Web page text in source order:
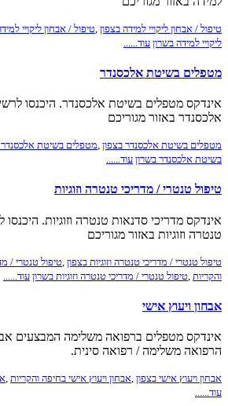
טיפול / אבחון ליקויי למידה בצפון טיפול / אבחון ליקויי
ליקויי למידה בשרון עוד......
מטפלים בשיטת אלכסנדר
אינדקס מטפלים בשיטת אלכסנדר. היכנסו
אלכסנדר באזור מגוריכם
מטפלים בשיטת אלכסנדר בצפון ,מטפלים בשיטת אלכסנדר
בשיטת אלכסנדר בשרון עוד......
טיפול טנטרי / מדריכי טנטרה וזוגיות
אינדקס מדריכי סדנאות טנטרה וזוגיות.
טנטרה וזוגיות באזור מגוריכם
טיפול טנטרי / מדריכי טנטרה וזוגיות בצפון טיפול טנטרי /
והקריות טיפול טנטרי / מדריכי טנטרה וזוגיות בשרון עוד......
אבחון ויעוץ אישי
אינדקס מטפלים ברפואה משלימה המבצעים
הרפואה משלימה / רפואה סינית.
אבחון ויעוץ אישי בצפון ,אבחון ויעוץ אישי בחיפה והקריות ,
עוד......